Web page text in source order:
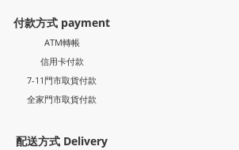
付款方式 payment
ATM轉帳
信用卡付款
7-11門市取貨付款
全家門市取貨付款
配送方式 Delivery